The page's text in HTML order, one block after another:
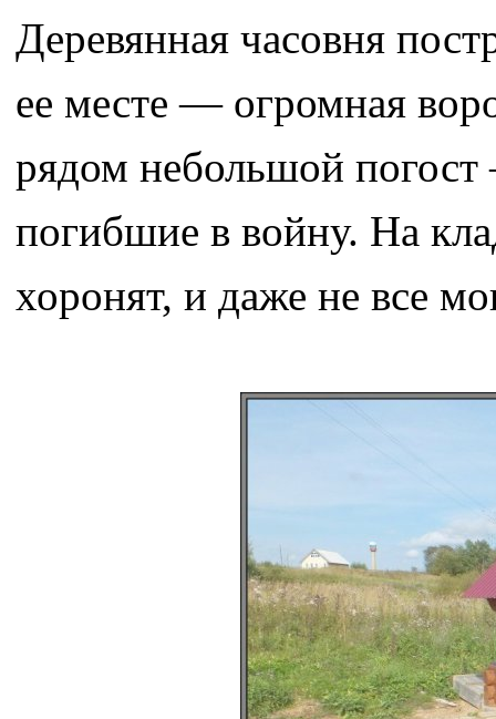
Деревянная часовня
ее месте — огромная
рядом небольшой
погибшие в войну. На
хоронят, и даже не все